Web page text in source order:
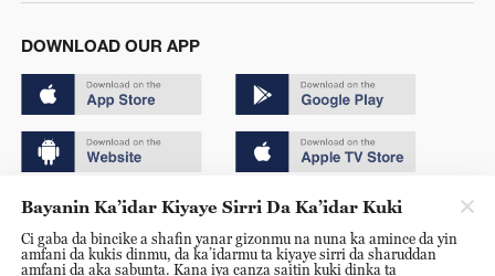
DOWNLOAD OUR APP
Copyright © 2024 CGTN.
京ICP备20000184号
Bayanin Ka’idar Kiyaye Sirri Da Ka’idar Kuki
Ci gaba da bincike a shafin yanar gizonmu na nuna ka amince da yin
amfani da kukis dinmu, da ka’idarmu ta kiyaye sirri da sharuddan
amfani da aka sabunta. Kana iya canza saitin kuki dinka ta